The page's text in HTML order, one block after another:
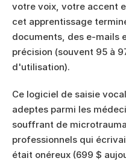
votre voix, votre accent
cet apprentissage
documents, des e-mails
précision (souvent 95 à
d'utilisation).
Ce logiciel de saisie
adeptes parmi les
souffrant de
professionnels qui
était onéreux (699 $